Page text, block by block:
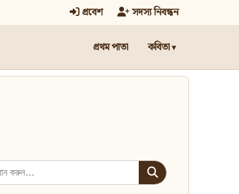
প্রবেশ সদস্য নিবন্ধন
প্রথম পাতা কবিতা